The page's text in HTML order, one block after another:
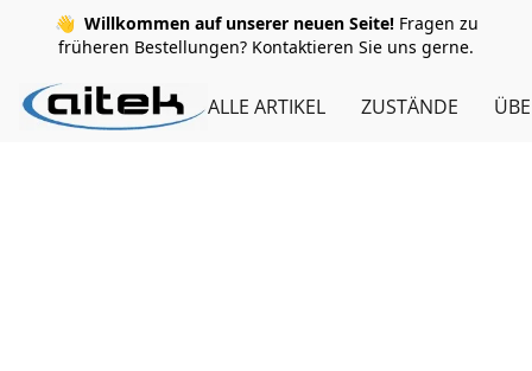
👋 Willkommen auf unserer neuen Seite! Fragen zu
früheren Bestellungen? Kontaktieren Sie uns gerne.
ALLE ARTIKEL ZUSTÄNDE